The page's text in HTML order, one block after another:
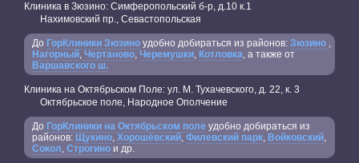
Клиника в Зюзино: Симферопольский б-р, д.10 к.1
Нахимовский пр., Севастопольская
До ГорКлиники Зюзино удобно добираться из районов: Зюзино ,
Нагорный, Чертаново, Черемушки, Котловка, а также от
Варшавского ш.
Клиника на Октябрьском Поле: ул. М. Тухачевского, д. 22, к. 3
Октябрьское поле, Народное Ополчение
До ГорКлиники на Октябрьском поле удобно добираться из
районов: Щукино, Хорошёвский, Филевский парк, Войковский,
Сокол, Строгино и др.